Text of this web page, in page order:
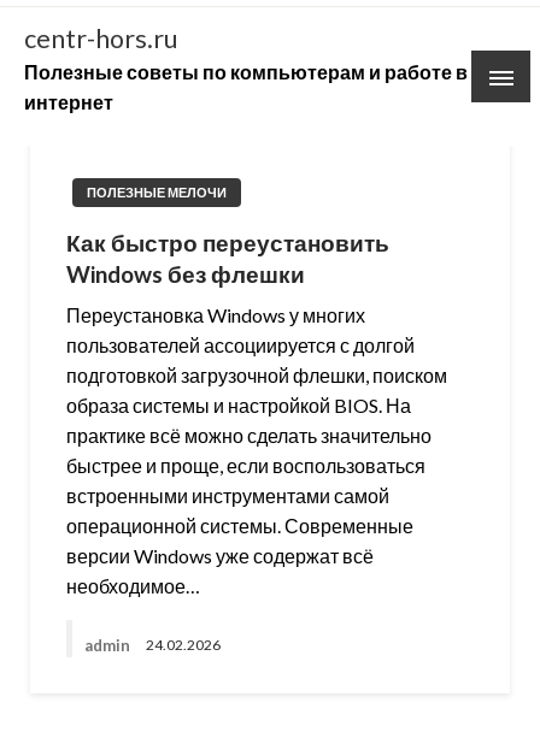
Skip
content
centr-hors.ru
Полезные советы по компьютерам и работе в
интернет
ПОЛЕЗНЫЕ МЕЛОЧИ
Как быстро переустановить
Windows без флешки
Переустановка Windows у многих
пользователей ассоциируется с долгой
подготовкой загрузочной флешки, поиском
образа системы и настройкой BIOS. На
практике всё можно сделать значительно
быстрее и проще, если воспользоваться
встроенными инструментами самой
операционной системы. Современные
версии Windows уже содержат всё
необходимое…
admin 24.02.2026